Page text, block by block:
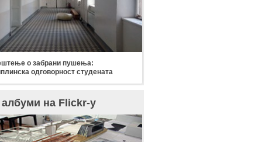
о забрани пушења:
одговорност студената
на Flickr-у